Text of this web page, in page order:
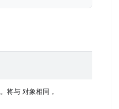
。将与 对象相同，